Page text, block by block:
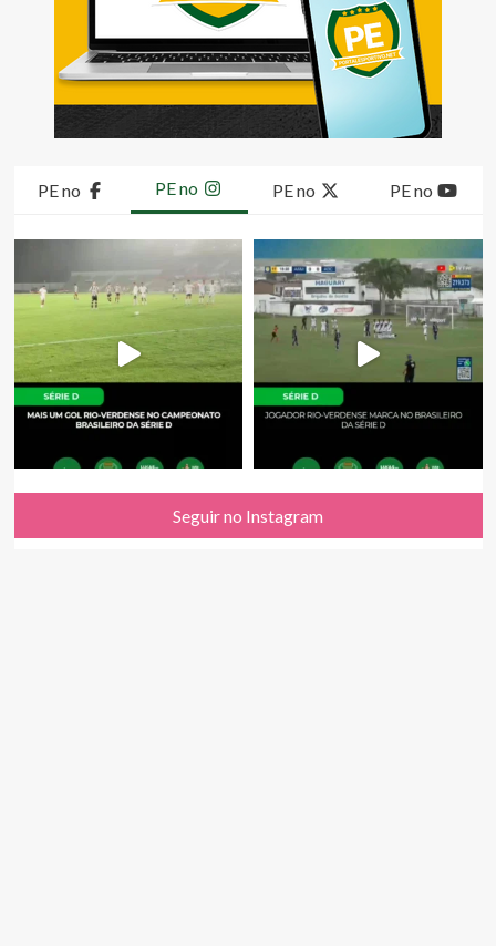
PE no PE no PE no PE no
Seguir no Instagram